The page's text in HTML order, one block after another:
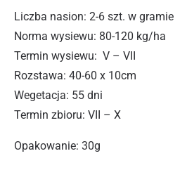
Liczba nasion: 2-6 szt. w gramie
Norma wysiewu: 80-120 kg/ha
Termin wysiewu: V – VII
Rozstawa: 40-60 x 10cm
Wegetacja: 55 dni
Termin zbioru: VII – X
Opakowanie: 30g